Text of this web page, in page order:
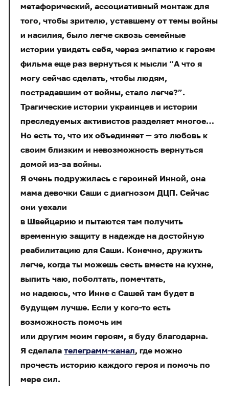
метафорический, ассоциативный монтаж для
того, чтобы зрителю, уставшему от темы войны
и насилия, было легче сквозь семейные
истории увидеть себя, через эмпатию к героям
фильма еще раз вернуться к мысли “А что я
могу сейчас сделать, чтобы людям,
пострадавшим от войны, стало легче?”.
Трагические истории украинцев и истории
преследуемых активистов разделяет многое…
Но есть то, что их объединяет — это любовь к
своим близким и невозможность вернуться
домой из-за войны.
Я очень подружилась с героиней Инной, она
мама девочки Саши с диагнозом ДЦП. Сейчас
они уехали
в Швейцарию и пытаются там получить
временную защиту в надежде на достойную
реабилитацию для Саши. Конечно, дружить
легче, когда ты можешь сесть вместе на кухне,
выпить чаю, поболтать, помечтать,
но надеюсь, что Инне с Сашей там будет в
будущем лучше. Если у кого-то есть
возможность помочь им
или другим моим героям, я буду благодарна.
Я сделалателеграмм-канал, где можно
прочесть историю каждого героя и помочь по
мере сил.